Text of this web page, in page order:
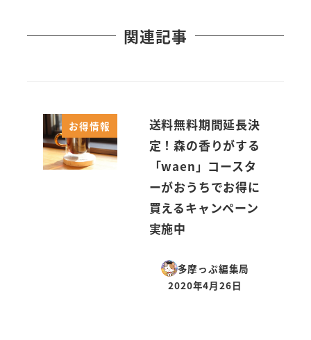
関連記事
お得情報
送料無料期間延長決
定！森の香りがする
「waen」コースタ
ーがおうちでお得に
買えるキャンペーン
実施中
多摩っぷ編集局
投稿日
2020年4月26日